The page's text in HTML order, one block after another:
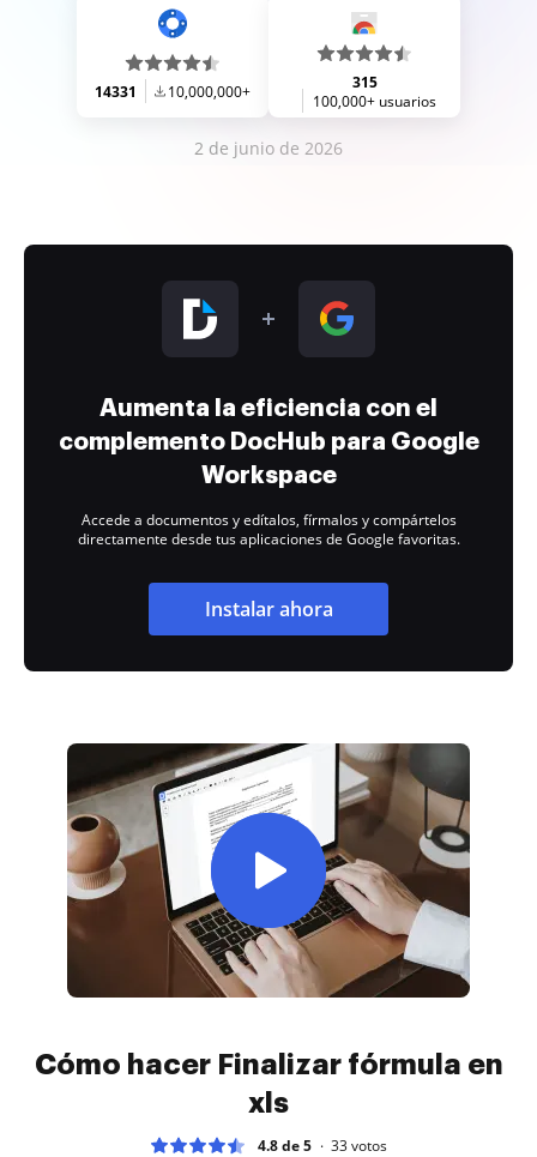
14331 10,000,000+
315
100,000+ usuarios
2 de junio de 2026
Aumenta la eficiencia con el
complemento DocHub para Google
Workspace
Accede a documentos y edítalos, fírmalos y compártelos
directamente desde tus aplicaciones de Google favoritas.
Instalar ahora
Cómo hacer Finalizar fórmula en
xls
4.8 de 5 33votos